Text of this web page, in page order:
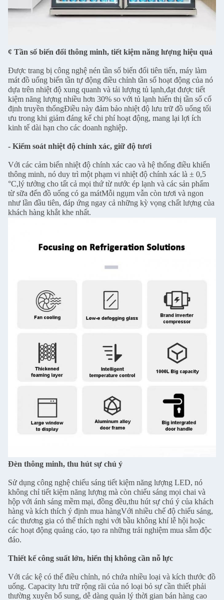
¢ Tần số biến đổi thông minh, tiết kiệm năng lượng hiệu quả
Được trang bị công nghệ nén tần số biến đổi tiên tiến, máy làm
mát đồ uống biến tần tự động điều chỉnh tần số hoạt động của nó
dựa trên nhiệt độ xung quanh và tải lượng tủ lạnh,đạt được tiết
kiệm năng lượng nhiều hơn 30% so với tủ lạnh hiển thị tần số cố
định truyền thốngĐiều này đảm bảo nhiệt độ lưu trữ đồ uống tối
ưu trong khi giảm đáng kể chi phí hoạt động, mang lại lợi ích
kinh tế dài hạn cho các doanh nghiệp.
- Kiểm soát nhiệt độ chính xác, giữ độ tươi
Với các cảm biến nhiệt độ chính xác cao và hệ thống điều khiển
thông minh, nó duy trì một phạm vi nhiệt độ chính xác là ± 0,5
°C,lý tưởng cho tất cả mọi thứ từ nước ép lạnh và các sản phẩm
từ sữa đến đồ uống có ga mátMỗi ngụm vẫn còn tươi và ngon
như lần đầu tiên, đáp ứng ngay cả những kỳ vọng chất lượng của
khách hàng khắt khe nhất.
Đèn thông minh, thu hút sự chú ý
Sử dụng công nghệ chiếu sáng tiết kiệm năng lượng LED, nó
không chỉ tiết kiệm năng lượng mà còn chiếu sáng mọi chai và
hộp với ánh sáng mềm mại, đồng đều,thu hút sự chú ý của khách
hàng và kích thích ý định mua hàngVới nhiều chế độ chiếu sáng,
các thương gia có thể thích nghi với bầu không khí lễ hội hoặc
các hoạt động quảng cáo, tạo ra những trải nghiệm mua sắm độc
đáo.
Thiết kế công suất lớn, hiển thị không cần nỗ lực
Với các kệ có thể điều chỉnh, nó chứa nhiều loại và kích thước đồ
uống. Capacity lưu trữ rộng rãi của nó loại bỏ sự cần thiết phải
thường xuyên bổ sung, dễ dàng quản lý thời gian bán hàng cao